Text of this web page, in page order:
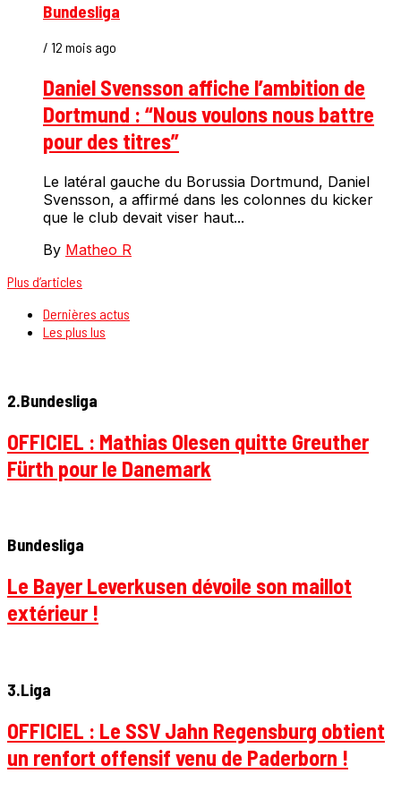
Bundesliga
/ 12 mois ago
Daniel Svensson affiche l’ambition de
Dortmund : “Nous voulons nous battre
pour des titres”
Le latéral gauche du Borussia Dortmund, Daniel
Svensson, a affirmé dans les colonnes du kicker
que le club devait viser haut...
By Matheo R
Plus d’articles
Dernières actus
Les plus lus
2.Bundesliga
OFFICIEL : Mathias Olesen quitte Greuther
Fürth pour le Danemark
Bundesliga
Le Bayer Leverkusen dévoile son maillot
extérieur !
3.Liga
OFFICIEL : Le SSV Jahn Regensburg obtient
un renfort offensif venu de Paderborn !